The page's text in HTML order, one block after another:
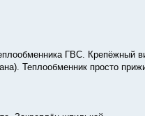
ГВС. Крепёжный
Теплообменник просто